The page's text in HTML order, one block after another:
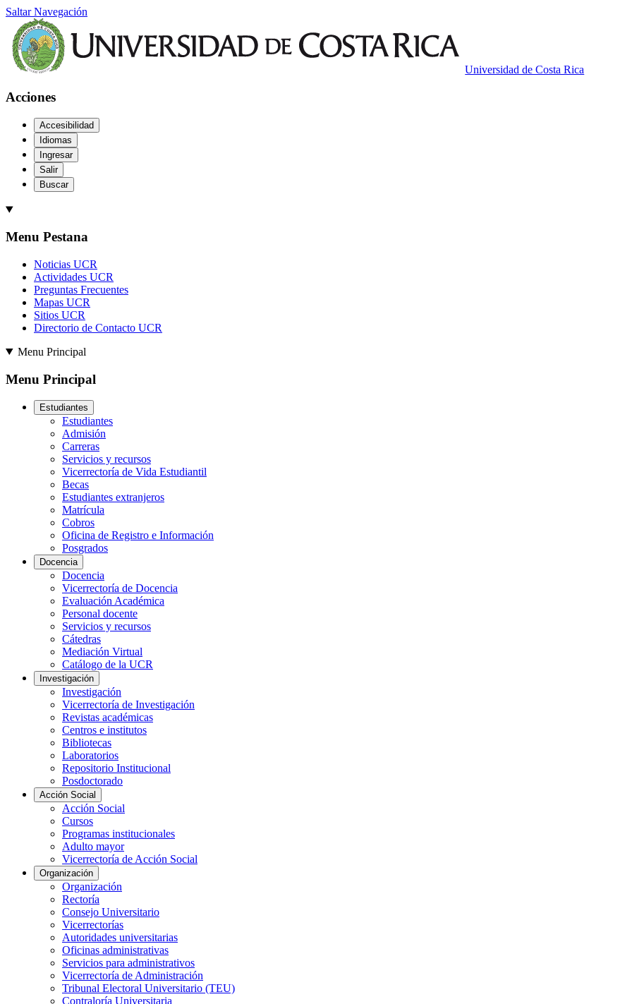
Saltar Navegación
Universidad de Costa Rica
Acciones
Accesibilidad
Idiomas
Ingresar
Salir
Buscar
Menu Pestana
Noticias UCR
Actividades UCR
Preguntas Frecuentes
Mapas UCR
Sitios UCR
Directorio de Contacto UCR
Menu Principal
Menu Principal
Estudiantes
Estudiantes
Admisión
Carreras
Servicios y recursos
Vicerrectoría de Vida Estudiantil
Becas
Estudiantes extranjeros
Matrícula
Cobros
Oficina de Registro e Información
Posgrados
Docencia
Docencia
Vicerrectoría de Docencia
Evaluación Académica
Personal docente
Servicios y recursos
Cátedras
Mediación Virtual
Catálogo de la UCR
Investigación
Investigación
Vicerrectoría de Investigación
Revistas académicas
Centros e institutos
Bibliotecas
Laboratorios
Repositorio Institucional
Posdoctorado
Acción Social
Acción Social
Cursos
Programas institucionales
Adulto mayor
Vicerrectoría de Acción Social
Organización
Organización
Rectoría
Consejo Universitario
Vicerrectorías
Autoridades universitarias
Oficinas administrativas
Servicios para administrativos
Vicerrectoría de Administración
Tribunal Electoral Universitario (TEU)
Contraloría Universitaria